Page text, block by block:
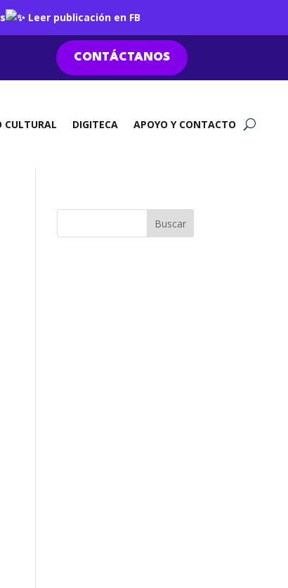
Leer publicación en FB
CONTÁCTANOS
CULTURAL DIGITECA APOYO Y CONTACTO